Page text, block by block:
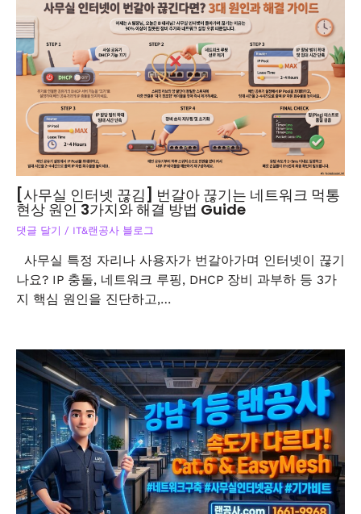
[사무실 인터넷 끊김] 번갈아 끊기는 네트워크 먹통
현상 원인 3가지와 해결 방법 Guide
댓글 달기 / IT&랜공사 블로그
사무실 특정 자리나 사용자가 번갈아가며 인터넷이 끊기
나요? IP 충돌, 네트워크 루핑, DHCP 장비 과부하 등 3가
지 핵심 원인을 진단하고,…